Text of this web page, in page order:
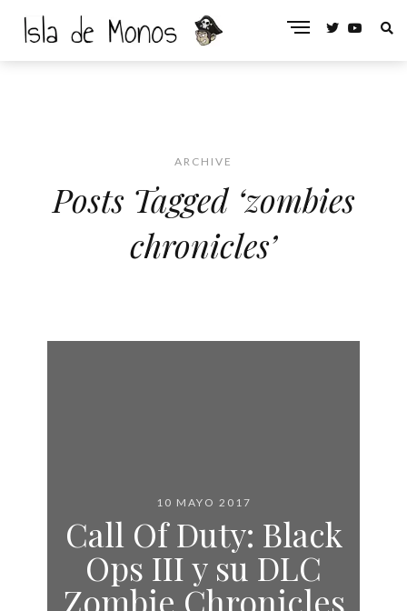
ARCHIVE
Posts Tagged ‘zombies
chronicles’
10 MAYO 2017
Call Of Duty: Black
Ops III y su DLC
Zombie Chronicles